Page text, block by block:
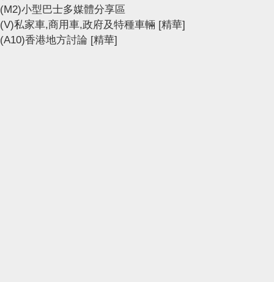
(M2)小型巴士多媒體分享區
(V)私家車,商用車,政府及特種車輛 [精華]
(A10)香港地方討論 [精華]